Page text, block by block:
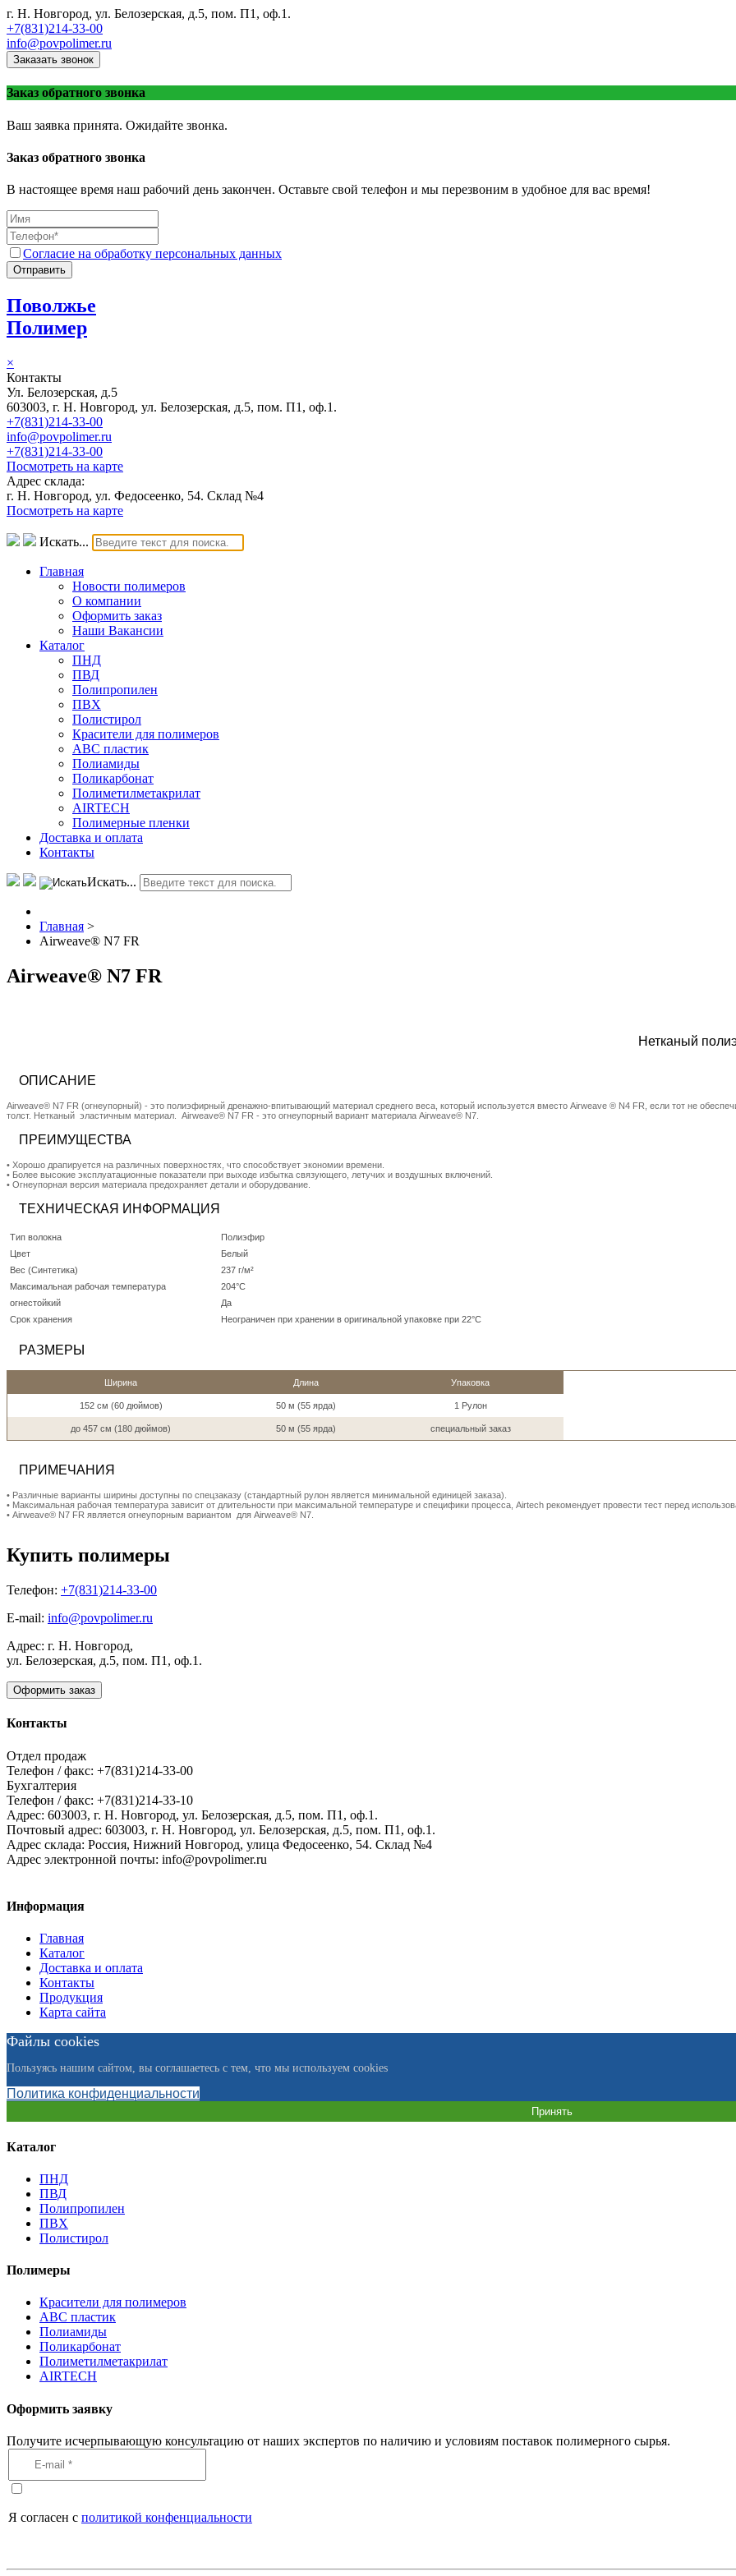
г. Н. Новгород, ул. Белозерская, д.5, пом. П1, оф.1.
+7(831)214-33-00
info@povpolimer.ru
Заказать звонок
Заказ обратного звонка
Ваш заявка принята. Ожидайте звонка.
Заказ обратного звонка
В настоящее время наш рабочий день закончен. Оставьте свой телефон и мы перезвоним в удобное для вас время!
Согласие на обработку персональных данных
Отправить
Поволжье
Полимер
×
Контакты
Ул. Белозерская, д.5
603003, г. Н. Новгород, ул. Белозерская, д.5, пом. П1, оф.1.
+7(831)214-33-00
info@povpolimer.ru
+7(831)214-33-00
Посмотреть на карте
Адрес склада:
г. Н. Новгород, ул. Федосеенко, 54. Склад №4
Посмотреть на карте
Искать...
Главная
Новости полимеров
О компании
Оформить заказ
Наши Вакансии
Каталог
ПНД
ПВД
Полипропилен
ПВХ
Полистирол
Красители для полимеров
АВС пластик
Полиамиды
Поликарбонат
Полиметилметакрилат
AIRTECH
Полимерные пленки
Доставка и оплата
Контакты
Искать...
Главная >
Airweave® N7 FR
Airweave® N7 FR
Нетканый
ОПИСАНИЕ
Airweave® N7 FR (огнеупорный) - это полиэфирный дренажно-впитывающий материал среднего веса, который используется вместо Airweave ® N4 FR, если тот не
толст. Нетканый эластичным материал. Airweave® N7 FR - это огнеупорный вариант материала Airweave® N7.
ПРЕИМУЩЕСТВА
• Хорошо драпируется на различных поверхностях, что способствует экономии времени.
• Более высокие эксплуатационные показатели при выходе избытка связующего, летучих и воздушных включений.
• Огнеупорная версия материала предохраняет детали и оборудование.
ТЕХНИЧЕСКАЯ ИНФОРМАЦИЯ
Тип волокна
Полиэфир
Цвет
Белый
Вес (Синтетика)
237 г/м²
Максимальная рабочая температура
204°C
огнестойкий
Да
Срок хранения
Неограничен при хранении в оригинальной упаковке при 22°C
РАЗМЕРЫ
Ширина Длина Упаковка
152 см (60 дюймов) 50 м (55 ярда) 1 Рулон
до 457 см (180 дюймов) 50 м (55 ярда) специальный заказ
ПРИМЕЧАНИЯ
• Pазличные варианты ширины доступны по спецзаказу (стандартный рулон является минимальной единицей заказа).
• Максимальная рабочая температура зависит от длительности при максимальной температуре и специфики процесса, Airtech рекомендует провести тест перед
• Airweave® N7 FR является огнеупорным вариантом для Airweave® N7.
Купить полимеры
Телефон: +7(831)214-33-00
E-mail: info@povpolimer.ru
Адрес: г. Н. Новгород,
ул. Белозерская, д.5, пом. П1, оф.1.
Оформить заказ
Контакты
Отдел продаж
Телефон / факс: +7(831)214-33-00
Бухгалтерия
Телефон / факс: +7(831)214-33-10
Адрес: 603003, г. Н. Новгород, ул. Белозерская, д.5, пом. П1, оф.1.
Почтовый адрес: 603003, г. Н. Новгород, ул. Белозерская, д.5, пом. П1, оф.1.
Адрес склада: Россия, Нижний Новгород, улица Федосеенко, 54. Склад №4
Адрес электронной почты: info@povpolimer.ru
Информация
Главная
Каталог
Доставка и оплата
Контакты
Продукция
Карта сайта
Файлы cookies
Пользуясь нашим сайтом, вы соглашаетесь с тем, что мы используем cookies
Политика конфиденциальности
Принять
Каталог
ПНД
ПВД
Полипропилен
ПВХ
Полистирол
Полимеры
Красители для полимеров
АВС пластик
Полиамиды
Поликарбонат
Полиметилметакрилат
AIRTECH
Оформить заявку
Получите исчерпывающую консультацию от наших экспертов по наличию и условиям поставок полимерного сырья.
Я согласен с политикой конфенциальности